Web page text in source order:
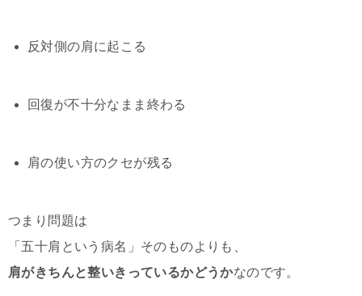
反対側の肩に起こる
回復が不十分なまま終わる
肩の使い方のクセが残る
つまり問題は
「五十肩という病名」そのものよりも、
肩がきちんと整いきっているかどうかなのです。